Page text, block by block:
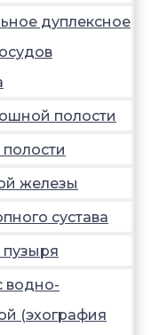
дуплексное
полости
железы
сустава
водно-
(эхография